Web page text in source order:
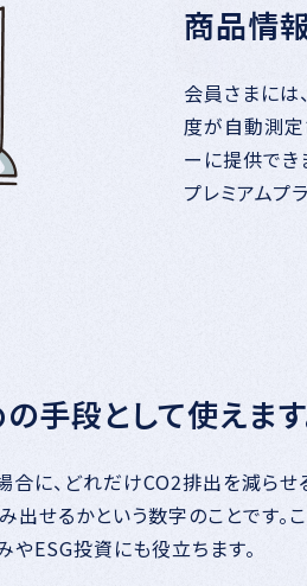
商品情
会員さまには
度が自動測定
ーに提供でき
プレミアムプ
手段として使えます
合に、どれだけCO2排出を減らせ
せるかという数字のことです。
ESG投資にも役立ちます。